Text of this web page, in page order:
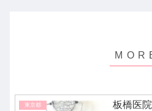
東京都 板橋医院